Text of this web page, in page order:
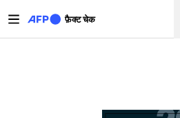
फ़ैक्ट चेक
प्राथमिक टैब्स